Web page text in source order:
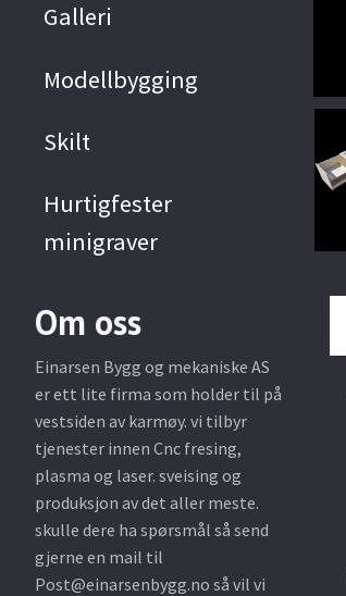
Galleri
Modellbygging
Skilt
Hurtigfester
minigraver
Om oss
Einarsen Bygg og mekaniske AS
er ett lite firma som holder til på
vestsiden av karmøy. vi tilbyr
tjenester innen Cnc fresing,
plasma og laser. sveising og
produksjon av det aller meste.
skulle dere ha spørsmål så send
gjerne en mail til
Post@einarsenbygg.no så vil vi